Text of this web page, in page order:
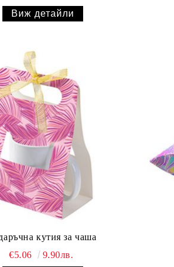
Виж детайли
кутия за чаша
€5.06
9.90лв.